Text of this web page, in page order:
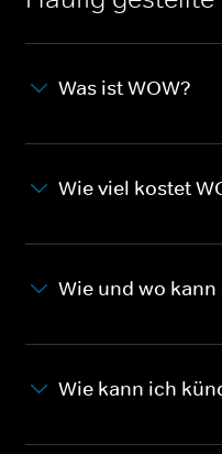
Was ist WOW?
Wie viel kostet
Wie und wo
Wie kann ich